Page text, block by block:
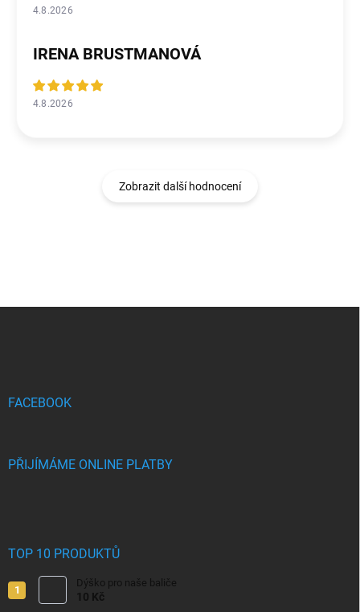
4.8.2026
IRENA BRUSTMANOVÁ
4.8.2026
Zobrazit další hodnocení
FACEBOOK
PŘIJÍMÁME ONLINE PLATBY
TOP 10 PRODUKTŮ
Dýško pro naše baliče
10 Kč